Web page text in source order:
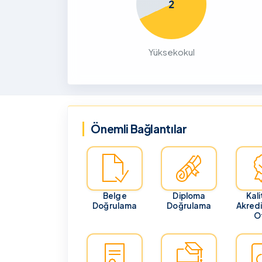
Sürdürülebilirlik ve İklim
Akademik Katkı ve Proje Hazırlık
Toplantısı
2
Yüksekokul
Önemli Bağlantılar
Belge
Doğrulama
Diploma
Doğrulama